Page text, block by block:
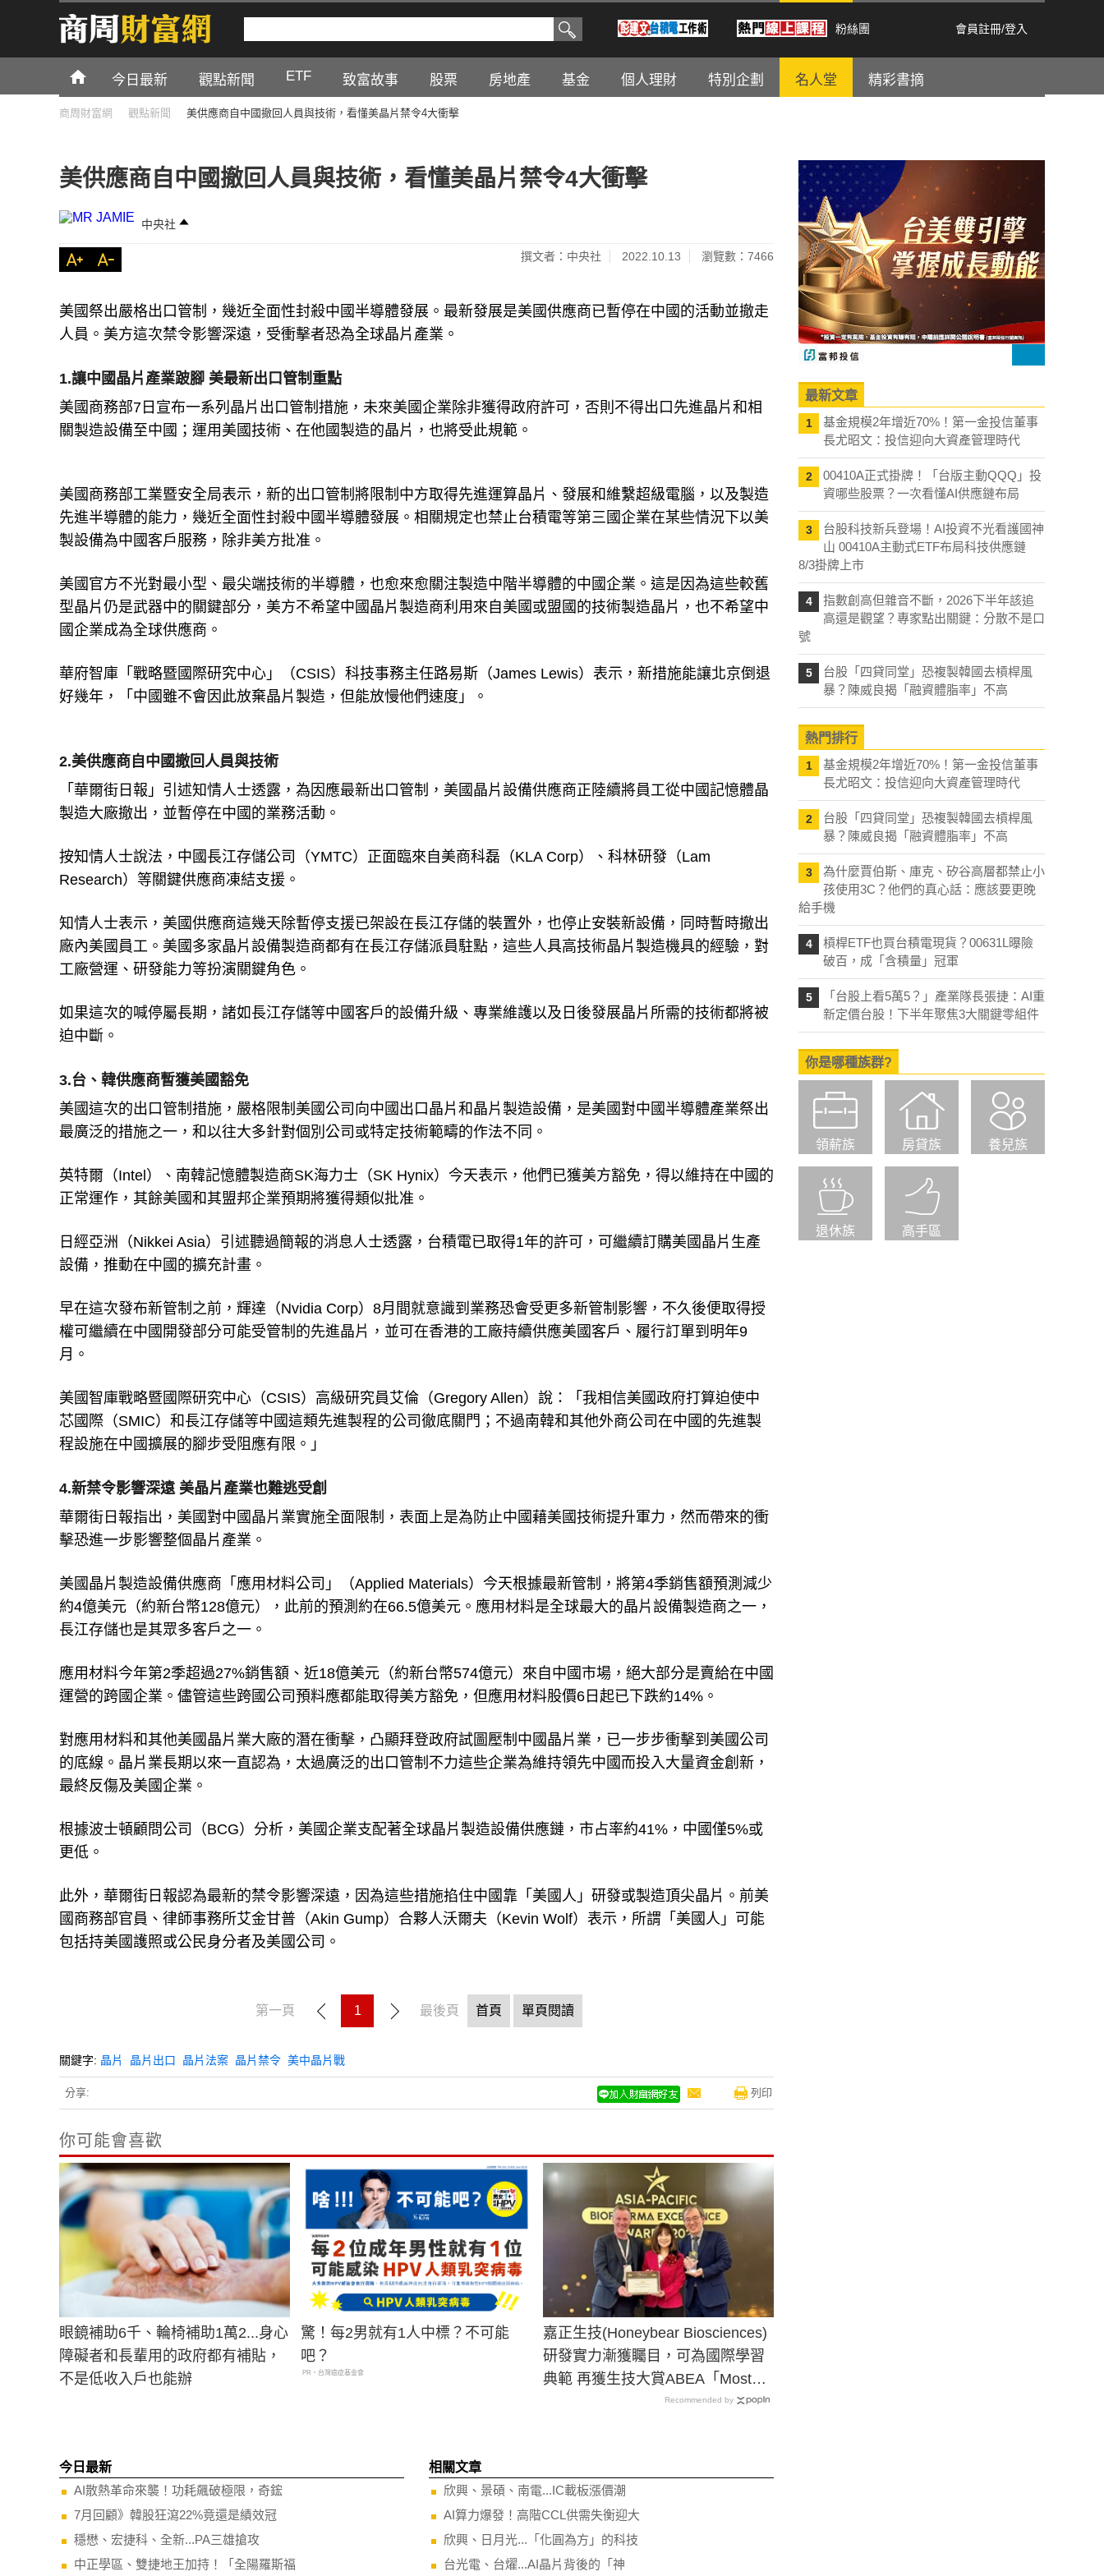
粉絲團 會員註冊/登入
今日最新 觀點新聞 ETF 致富故事 股票 房地產 基金 個人理財 特別企劃 名人堂 精彩書摘
商周財富網 觀點新聞 美供應商自中國撤回人員與技術，看懂美晶片禁令4大衝擊
美供應商自中國撤回人員與技術，看懂美晶片禁令4大衝擊
中央社
撰文者：中央社 2022.10.13 瀏覽數：7466
美國祭出嚴格出口管制，幾近全面性封殺中國半導體發展。最新發展是美國供應商已暫停在中國的活動並撤走
人員。美方這次禁令影響深遠，受衝擊者恐為全球晶片產業。
1.讓中國晶片產業跛腳 美最新出口管制重點
美國商務部7日宣布一系列晶片出口管制措施，未來美國企業除非獲得政府許可，否則不得出口先進晶片和相
關製造設備至中國；運用美國技術、在他國製造的晶片，也將受此規範。
美國商務部工業暨安全局表示，新的出口管制將限制中方取得先進運算晶片、發展和維繫超級電腦，以及製造
先進半導體的能力，幾近全面性封殺中國半導體發展。相關規定也禁止台積電等第三國企業在某些情況下以美
製設備為中國客戶服務，除非美方批准。
美國官方不光對最小型、最尖端技術的半導體，也愈來愈關注製造中階半導體的中國企業。這是因為這些較舊
型晶片仍是武器中的關鍵部分，美方不希望中國晶片製造商利用來自美國或盟國的技術製造晶片，也不希望中
國企業成為全球供應商。
華府智庫「戰略暨國際研究中心」（CSIS）科技事務主任路易斯（James Lewis）表示，新措施能讓北京倒退
好幾年，「中國雖不會因此放棄晶片製造，但能放慢他們速度」。
2.美供應商自中國撤回人員與技術
「華爾街日報」引述知情人士透露，為因應最新出口管制，美國晶片設備供應商正陸續將員工從中國記憶體晶
製造大廠撤出，並暫停在中國的業務活動。
按知情人士說法，中國長江存儲公司（YMTC）正面臨來自美商科磊（KLA Corp）、科林研發（Lam
Research）等關鍵供應商凍結支援。
知情人士表示，美國供應商這幾天除暫停支援已架設在長江存儲的裝置外，也停止安裝新設備，同時暫時撤出
廠內美國員工。美國多家晶片設備製造商都有在長江存儲派員駐點，這些人具高技術晶片製造機具的經驗，對
工廠營運、研發能力等扮演關鍵角色。
如果這次的喊停屬長期，諸如長江存儲等中國客戶的設備升級、專業維護以及日後發展晶片所需的技術都將被
迫中斷。
3.台、韓供應商暫獲美國豁免
美國這次的出口管制措施，嚴格限制美國公司向中國出口晶片和晶片製造設備，是美國對中國半導體產業祭出
最廣泛的措施之一，和以往大多針對個別公司或特定技術範疇的作法不同。
英特爾（Intel）、南韓記憶體製造商SK海力士（SK Hynix）今天表示，他們已獲美方豁免，得以維持在中國的
正常運作，其餘美國和其盟邦企業預期將獲得類似批准。
日經亞洲（Nikkei Asia）引述聽過簡報的消息人士透露，台積電已取得1年的許可，可繼續訂購美國晶片生產
設備，推動在中國的擴充計畫。
早在這次發布新管制之前，輝達（Nvidia Corp）8月間就意識到業務恐會受更多新管制影響，不久後便取得授
權可繼續在中國開發部分可能受管制的先進晶片，並可在香港的工廠持續供應美國客戶、履行訂單到明年9
月。
美國智庫戰略暨國際研究中心（CSIS）高級研究員艾倫（Gregory Allen）說：「我相信美國政府打算迫使中
芯國際（SMIC）和長江存儲等中國這類先進製程的公司徹底關門；不過南韓和其他外商公司在中國的先進製
程設施在中國擴展的腳步受阻應有限。」
4.新禁令影響深遠 美晶片產業也難逃受創
華爾街日報指出，美國對中國晶片業實施全面限制，表面上是為防止中國藉美國技術提升軍力，然而帶來的衝
擊恐進一步影響整個晶片產業。
美國晶片製造設備供應商「應用材料公司」（Applied Materials）今天根據最新管制，將第4季銷售額預測減少
約4億美元（約新台幣128億元），此前的預測約在66.5億美元。應用材料是全球最大的晶片設備製造商之一，
長江存儲也是其眾多客戶之一。
應用材料今年第2季超過27%銷售額、近18億美元（約新台幣574億元）來自中國市場，絕大部分是賣給在中國
運營的跨國企業。儘管這些跨國公司預料應都能取得美方豁免，但應用材料股價6日起已下跌約14%。
對應用材料和其他美國晶片業大廠的潛在衝擊，凸顯拜登政府試圖壓制中國晶片業，已一步步衝擊到美國公司
的底線。晶片業長期以來一直認為，太過廣泛的出口管制不力這些企業為維持領先中國而投入大量資金創新，
最終反傷及美國企業。
根據波士頓顧問公司（BCG）分析，美國企業支配著全球晶片製造設備供應鏈，市占率約41%，中國僅5%或
更低。
此外，華爾街日報認為最新的禁令影響深遠，因為這些措施掐住中國靠「美國人」研發或製造頂尖晶片。前美
國商務部官員、律師事務所艾金甘普（Akin Gump）合夥人沃爾夫（Kevin Wolf）表示，所謂「美國人」可能
包括持美國護照或公民身分者及美國公司。
第一頁 1 最後頁 首頁 單頁閱讀
關鍵字: 晶片 晶片出口 晶片法案 晶片禁令 美中晶片戰
分享: 列印
你可能會喜歡
眼鏡補助6千、輪椅補助1萬2...身心
障礙者和長輩用的政府都有補貼，
不是低收入戶也能辦
驚！每2男就有1人中標？不可能
吧？
PR・台灣癌症基金會
嘉正生技(Honeybear Biosciences)
研發實力漸獲矚目，可為國際學習
典範 再獲生技大賞ABEA「Most
Promising ADC Clinical Candidate
Recommended by
今日最新
AI散熱革命來襲！功耗飆破極限，奇鋐
7月回顧》韓股狂瀉22%竟還是績效冠
穩懋、宏捷科、全新...PA三雄搶攻
中正學區、雙捷地王加持！「全陽羅斯福
相關文章
欣興、景碩、南電...IC載板漲價潮
AI算力爆發！高階CCL供需失衡迎大
欣興、日月光...「化圓為方」的科技
台光電、台燿...AI晶片背後的「神
最新文章
1
基金規模2年增近70%！第一金投信董事
長尤昭文：投信迎向大資產管理時代
2
00410A正式掛牌！「台版主動QQQ」投
資哪些股票？一次看懂AI供應鏈布局
3
台股科技新兵登場！AI投資不光看護國神
山 00410A主動式ETF布局科技供應鏈
8/3掛牌上市
4
指數創高但雜音不斷，2026下半年該追
高還是觀望？專家點出關鍵：分散不是口
號
5
台股「四貸同堂」恐複製韓國去槓桿風
暴？陳威良揭「融資體脂率」不高
熱門排行
1
基金規模2年增近70%！第一金投信董事
長尤昭文：投信迎向大資產管理時代
2
台股「四貸同堂」恐複製韓國去槓桿風
暴？陳威良揭「融資體脂率」不高
3
為什麼賈伯斯、庫克、矽谷高層都禁止小
孩使用3C？他們的真心話：應該要更晚
給手機
4
槓桿ETF也買台積電現貨？00631L曝險
破百，成「含積量」冠軍
5
「台股上看5萬5？」產業隊長張捷：AI重
新定價台股！下半年聚焦3大關鍵零組件
你是哪種族群?
領薪族 房貸族 養兒族
退休族 高手區